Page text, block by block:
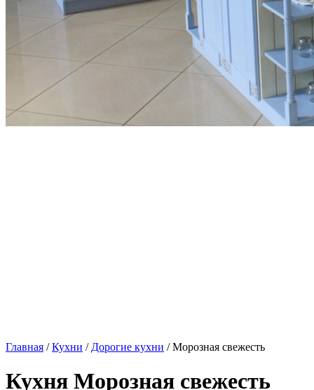
Главная /Кухни / Дорогие кухни / Морозная свежесть
Кухня Морозная свежесть